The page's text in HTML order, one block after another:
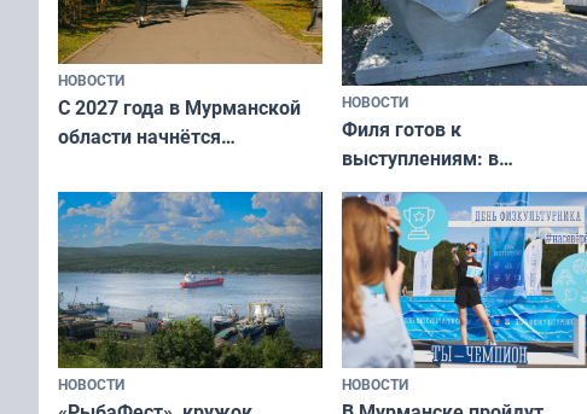
НОВОСТИ
С 2027 года в Мурманской
области начнётся
подростков от ВПЧ
НОВОСТИ
Филя готов к
выступлениям: в
мурманском океанариуме
рассказали о состоянии
тюленей
НОВОСТИ НОВОСТИ